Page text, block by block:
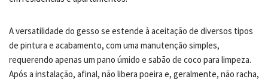
A versatilidade do gesso se estende à aceitação de diversos tipos
de pintura e acabamento, com uma manutenção simples,
requerendo apenas um pano úmido e sabão de coco para limpeza.
Após a instalação, afinal, não libera poeira e, geralmente, não racha,